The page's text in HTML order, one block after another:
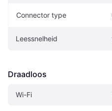
Connector type
Leessnelheid
Draadloos
Wi-Fi